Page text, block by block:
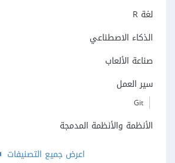
لغة R
الذكاء الاصطناعي
صناعة الألعاب
سير العمل
Git
الأنظمة والأنظمة المدمجة
اعرض جميع التصنيفات